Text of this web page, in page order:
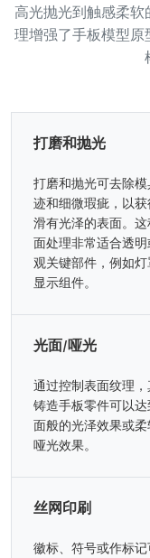
高光抛光到触感柔
理增强了手板模型
打磨和抛光
打磨和抛光可去除模
迹和细微瑕疵，以
滑有光泽的表面。这
面处理非常适合透
观关键部件，例如灯
显示组件。
光面/哑光
通过控制表面纹理
铸造手板零件可以
面般的光泽效果或柔
哑光效果。
丝网印刷
徽标、符号或作标记